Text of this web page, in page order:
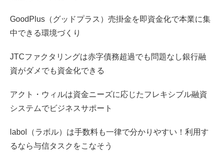
GoodPlus（グッドプラス）売掛金を即資金化で本業に集
中できる環境づくり
JTCファクタリングは赤字債務超過でも問題なし銀行融
資がダメでも資金化できる
アクト・ウィルは資金ニーズに応じたフレキシブル融資
システムでビジネスサポート
labol（ラボル）は手数料も一律で分かりやすい！利用す
るなら与信タスクをこなそう